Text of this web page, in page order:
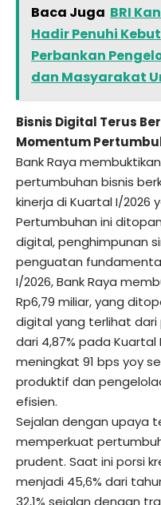
Baca Juga BRI
Hadir Penuhi
Perbankan
dan Masyarakat
Bisnis Digital Terus
Momentum
Bank Raya
pertumbuhan bisnis
kinerja di Kuartal I/2026
Pertumbuhan ini
digital, penghimpunan
penguatan
I/2026, Bank Raya
Rp6,79 miliar, yang
digital yang terlihat dari
dari 4,87% pada
meningkat 91 bps yoy
produktif dan
efisien.
Sejalan dengan upaya
memperkuat
prudent. Saat ini porsi
menjadi 45,6% dari
32,1% sejalan dengan